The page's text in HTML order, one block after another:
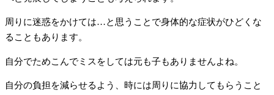
周りに迷惑をかけては…と思うことで身体的な症状がひどくな
ることもあります。
自分でためこんでミスをしては元も子もありませんよね。
自分の負担を減らせるよう、時には周りに協力してもらうこと